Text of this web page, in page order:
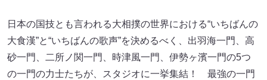
日本の国技とも言われる大相撲の世界における“いちばんの
大食漢”と“いちばんの歌声”を決めるべく、出羽海一門、高
砂一門、二所ノ関一門、時津風一門、伊勢ヶ濱一門の5つ
の一門の力士たちが、スタジオに一挙集結！ 最強の一門